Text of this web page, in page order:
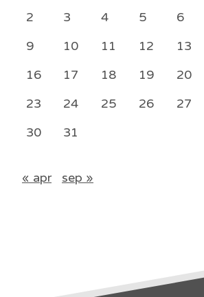
2
3 4 5 6
9
10 11 12 13
16
17 18 19 20
23
24 25 26 27
30
31
« apr sep »